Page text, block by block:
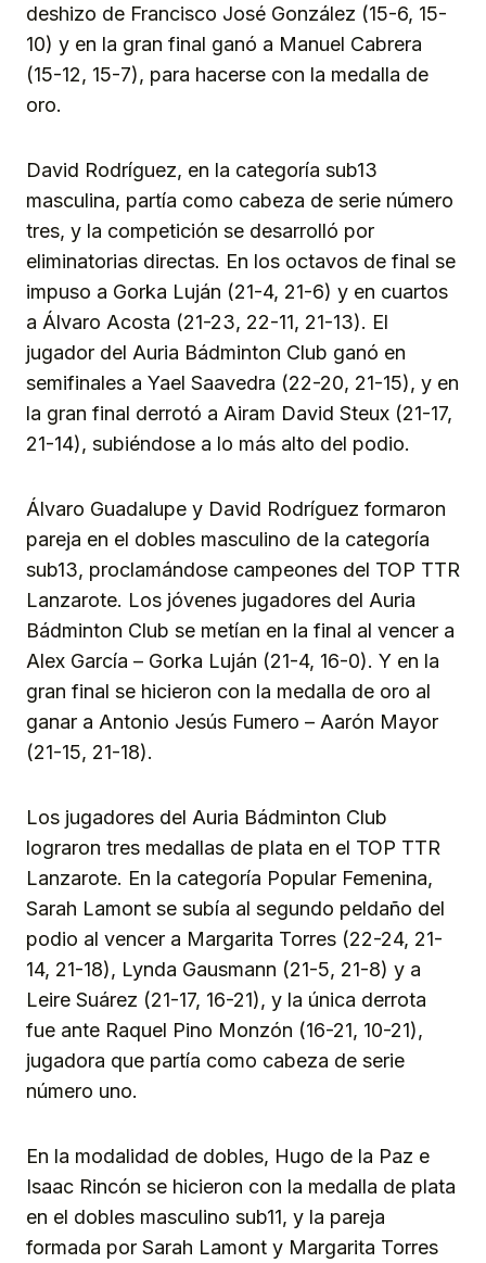
deshizo de Francisco José González (15-6, 15-
10) y en la gran final ganó a Manuel Cabrera
(15-12, 15-7), para hacerse con la medalla de
oro.
David Rodríguez, en la categoría sub13
masculina, partía como cabeza de serie número
tres, y la competición se desarrolló por
eliminatorias directas. En los octavos de final se
impuso a Gorka Luján (21-4, 21-6) y en cuartos
a Álvaro Acosta (21-23, 22-11, 21-13). El
jugador del Auria Bádminton Club ganó en
semifinales a Yael Saavedra (22-20, 21-15), y en
la gran final derrotó a Airam David Steux (21-17,
21-14), subiéndose a lo más alto del podio.
Álvaro Guadalupe y David Rodríguez formaron
pareja en el dobles masculino de la categoría
sub13, proclamándose campeones del TOP TTR
Lanzarote. Los jóvenes jugadores del Auria
Bádminton Club se metían en la final al vencer a
Alex García – Gorka Luján (21-4, 16-0). Y en la
gran final se hicieron con la medalla de oro al
ganar a Antonio Jesús Fumero – Aarón Mayor
(21-15, 21-18).
Los jugadores del Auria Bádminton Club
lograron tres medallas de plata en el TOP TTR
Lanzarote. En la categoría Popular Femenina,
Sarah Lamont se subía al segundo peldaño del
podio al vencer a Margarita Torres (22-24, 21-
14, 21-18), Lynda Gausmann (21-5, 21-8) y a
Leire Suárez (21-17, 16-21), y la única derrota
fue ante Raquel Pino Monzón (16-21, 10-21),
jugadora que partía como cabeza de serie
número uno.
En la modalidad de dobles, Hugo de la Paz e
Isaac Rincón se hicieron con la medalla de plata
en el dobles masculino sub11, y la pareja
formada por Sarah Lamont y Margarita Torres